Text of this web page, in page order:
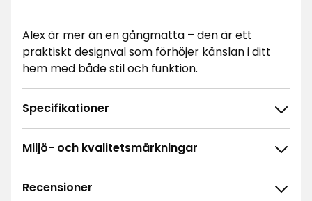
Alex är mer än en gångmatta – den är ett
praktiskt designval som förhöjer känslan i ditt
hem med både stil och funktion.
Specifikationer
Miljö- och kvalitetsmärkningar
Recensioner